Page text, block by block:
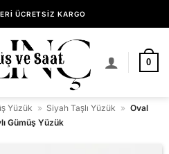
ÜCRETSİZ KARGO
ALIŞVERİŞ
0
Yüzük » Siyah Taşlı Yüzük » Oval
Gümüş Yüzük